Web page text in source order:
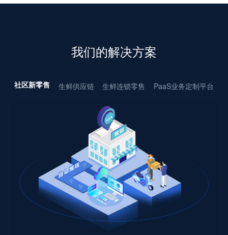
我们的解决方案
社区新零售 生鲜供应链 生鲜连锁零售 PaaS业务定制平台